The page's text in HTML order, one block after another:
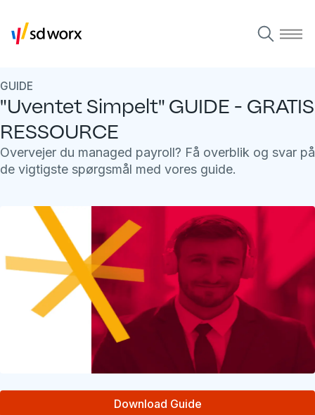
GUIDE
"Uventet Simpelt" GUIDE - GRATIS
RESSOURCE
Overvejer du managed payroll? Få overblik og svar på
de vigtigste spørgsmål med vores guide.
Download Guide